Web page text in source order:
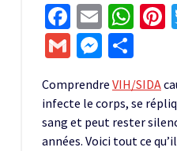
Facebook
Email
Gmail
Comprendre VIH/SIDA
infecte le corps, se
sang et peut rester
années. Voici tout ce